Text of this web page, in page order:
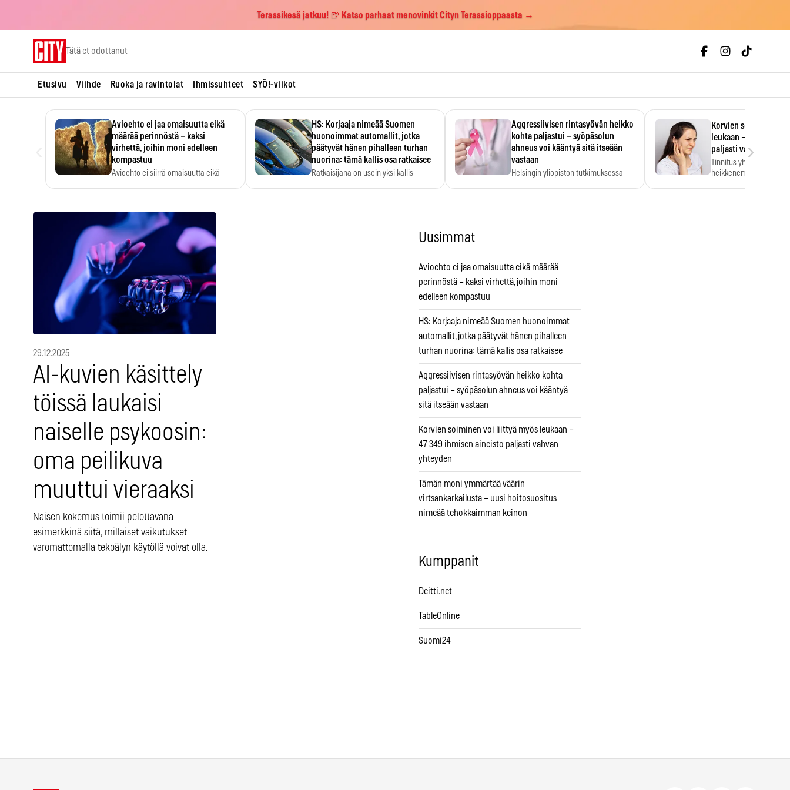
Terassikesä jatkuu! 🍺 Katso parhaat menovinkit Cityn Terassioppaasta →
Tätä et odottanut
Etusivu Viihde Ruoka ja ravintolat Ihmissuhteet SYÖ!-viikot
Avioehto ei jaa omaisuutta eikä
määrää perinnöstä – kaksi
virhettä, joihin moni edelleen
kompastuu
Avioehto ei siirrä omaisuutta eikä
HS: Korjaaja nimeää Suomen
huonoimmat automallit, jotka
päätyvät hänen pihalleen turhan
nuorina: tämä kallis osa ratkaisee
Ratkaisijana on usein yksi kallis
Aggressiivisen rintasyövän heikko
kohta paljastui – syöpäsolun
ahneus voi kääntyä sitä itseään
vastaan
Helsingin yliopiston tutkimuksessa
Korvien soiminen
leukaan – 47 349
paljasti vahvan
Tinnitus yhdistetään
heikkenemiseen.
›
29.12.2025
AI-kuvien käsittely
töissä laukaisi
naiselle psykoosin:
oma peilikuva
muuttui vieraaksi
Naisen kokemus toimii pelottavana
esimerkkinä siitä, millaiset vaikutukset
varomattomalla tekoälyn käytöllä voivat olla.
Uusimmat
Avioehto ei jaa omaisuutta eikä määrää
perinnöstä – kaksi virhettä, joihin moni
edelleen kompastuu
HS: Korjaaja nimeää Suomen huonoimmat
automallit, jotka päätyvät hänen pihalleen
turhan nuorina: tämä kallis osa ratkaisee
Aggressiivisen rintasyövän heikko kohta
paljastui – syöpäsolun ahneus voi kääntyä
sitä itseään vastaan
Korvien soiminen voi liittyä myös leukaan –
47 349 ihmisen aineisto paljasti vahvan
yhteyden
Tämän moni ymmärtää väärin
virtsankarkailusta – uusi hoitosuositus
nimeää tehokkaimman keinon
Kumppanit
Deitti.net
TableOnline
Suomi24